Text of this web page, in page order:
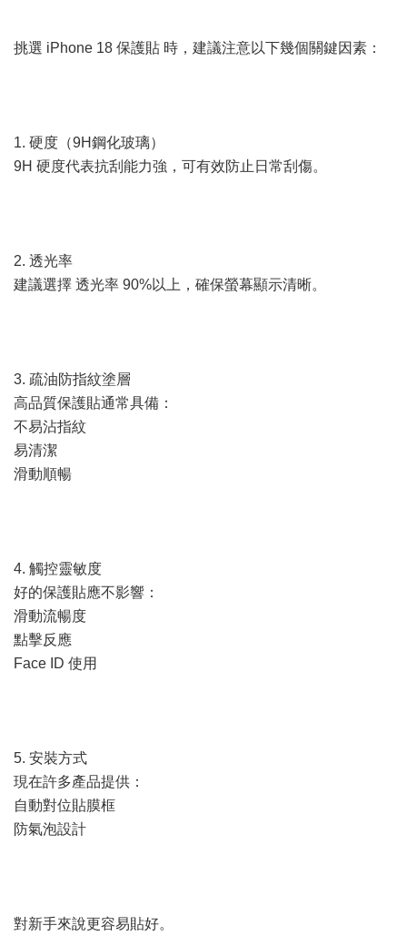
挑選 iPhone 18 保護貼 時，建議注意以下幾個關鍵因素：
1. 硬度（9H鋼化玻璃）
9H 硬度代表抗刮能力強，可有效防止日常刮傷。
2. 透光率
建議選擇 透光率 90%以上，確保螢幕顯示清晰。
3. 疏油防指紋塗層
高品質保護貼通常具備：
不易沾指紋
易清潔
滑動順暢
4. 觸控靈敏度
好的保護貼應不影響：
滑動流暢度
點擊反應
Face ID 使用
5. 安裝方式
現在許多產品提供：
自動對位貼膜框
防氣泡設計
對新手來說更容易貼好。